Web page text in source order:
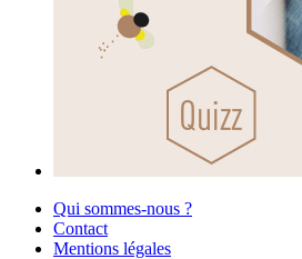
Qui sommes-nous ?
Contact
Mentions légales